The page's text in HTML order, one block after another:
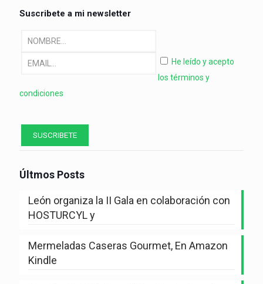
Suscribete a mi newsletter
He leído y acepto
los términos y
condiciones
Últmos Posts
León organiza la II Gala en colaboración con
HOSTURCYL y
Mermeladas Caseras Gourmet, En Amazon
Kindle